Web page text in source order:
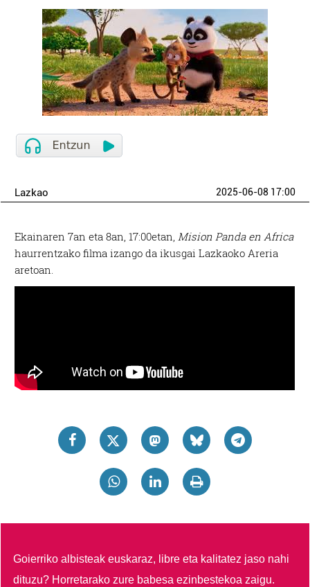
Lazkao 2025-06-08 17:00
Ekainaren 7an eta 8an, 17:00etan,Mision Panda en Africa
haurrentzako filma izango da ikusgai Lazkaoko Areria
aretoan.
Goierriko albisteak euskaraz, libre eta kalitatez jaso nahi
dituzu? Horretarako zure babesa ezinbestekoa zaigu.